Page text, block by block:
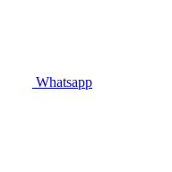
Whatsapp